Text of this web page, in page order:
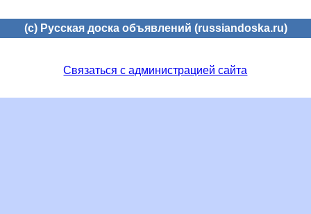
(c) Русская доска объявлений (russiandoska.ru)
Связаться с администрацией сайта